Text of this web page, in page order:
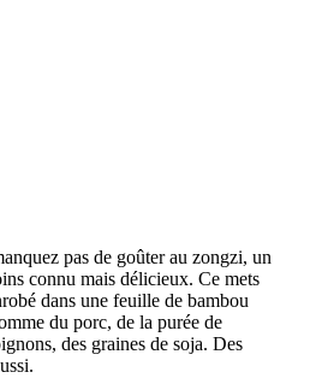
pas de goûter au zongzi, un
connu mais délicieux. Ce mets
dans une feuille de bambou
du porc, de la purée de
des graines de soja. Des